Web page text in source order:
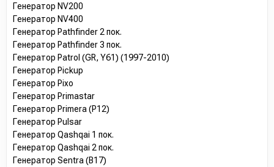
Генератор NV200
Генератор NV400
Генератор Pathfinder 2 пок.
Генератор Pathfinder 3 пок.
Генератор Patrol (GR, Y61) (1997-2010)
Генератор Pickup
Генератор Pixo
Генератор Primastar
Генератор Primera (P12)
Генератор Pulsar
Генератор Qashqai 1 пок.
Генератор Qashqai 2 пок.
Генератор Sentra (B17)